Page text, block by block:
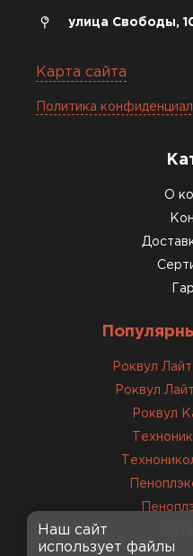
улица Свободы,
Карта сайта
Политика
О
Роквул
Роквул
Роквул
Наш сайт
использует файлы